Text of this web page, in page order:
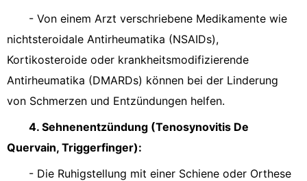
- Von einem Arzt verschriebene Medikamente wie
nichtsteroidale Antirheumatika (NSAIDs),
Kortikosteroide oder krankheitsmodifizierende
Antirheumatika (DMARDs) können bei der Linderung
von Schmerzen und Entzündungen helfen.
4. Sehnenentzündung (Tenosynovitis De
Quervain, Triggerfinger):
- Die Ruhigstellung mit einer Schiene oder Orthese